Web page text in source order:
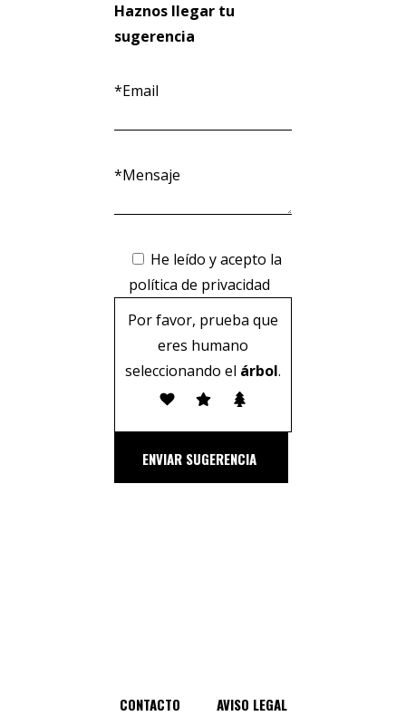
Haznos llegar tu
sugerencia
*Email
*Mensaje
He leído y acepto la
política de privacidad
Por favor, prueba que
eres humano
seleccionando el árbol.
ENVIAR SUGERENCIA
CONTACTO AVISO LEGAL